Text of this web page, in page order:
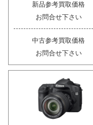
新品参考買取価格
お問合せ下さい
中古参考買取価格
お問合せ下さい